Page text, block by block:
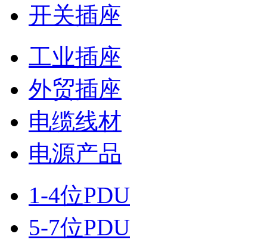
开关插座
工业插座
外贸插座
电缆线材
电源产品
1-4位PDU
5-7位PDU